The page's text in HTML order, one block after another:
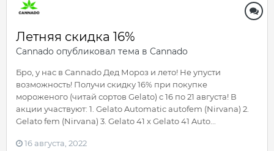
Летняя скидка 16%
Cannado опубликовал тема в Cannado
Бро, у нас в Cannado Дед Мороз и лето! Не упусти
возможность! Получи скидку 16% при покупке
мороженого (читай сортов Gelato) c 16 по 21 августа! В
акции участвуют: 1. Gelato Automatic autofem (Nirvana) 2.
Gelato fem (Nirvana) 3. Gelato 41 x Gelato 41 Auto...
16 августа, 2022